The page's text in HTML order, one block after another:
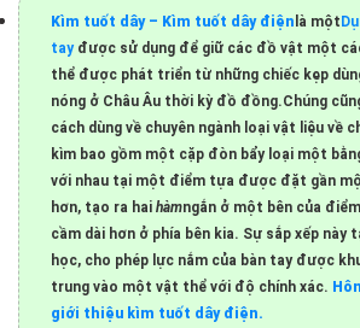
Kìm tuốt dây – Kìm tuốt dây điện là một
tayđược sử dụng để giữ các đồ vật một
thể được phát triển từ những chiếc kẹp
nóng ở Châu Âu thời kỳ đồ đồng.Chúng
cách dùng về chuyên ngành loại vật liệu về
kìm bao gồm một cặp đòn bẩy loại một
với nhau tại một điểm tựa được đặt gần
hơn, tạo ra haihàmngắn ở một bên của
cầm dài hơn ở phía bên kia. Sự sắp xếp
học, cho phép lực nắm của bàn tay được
trung vào một vật thể với độ chính xác.
giới thiệu kìm tuốt dây điện.